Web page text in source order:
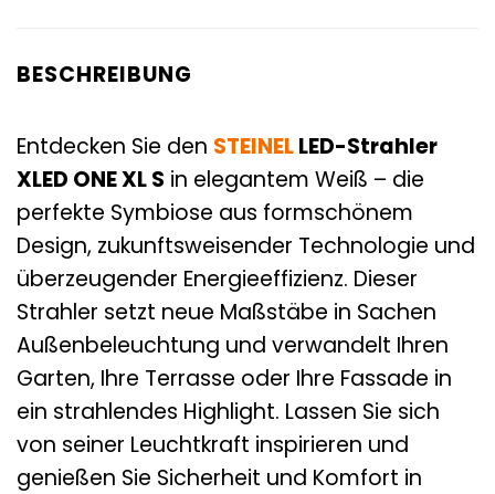
BESCHREIBUNG
Entdecken Sie den STEINELLED-Strahler
XLED ONE XL S in elegantem Weiß – die
perfekte Symbiose aus formschönem
Design, zukunftsweisender Technologie und
überzeugender Energieeffizienz. Dieser
Strahler setzt neue Maßstäbe in Sachen
Außenbeleuchtung und verwandelt Ihren
Garten, Ihre Terrasse oder Ihre Fassade in
ein strahlendes Highlight. Lassen Sie sich
von seiner Leuchtkraft inspirieren und
genießen Sie Sicherheit und Komfort in